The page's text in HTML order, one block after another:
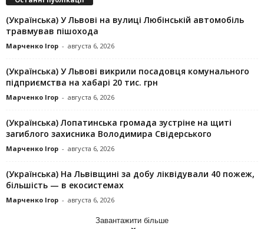
(Українська) У Львові на вулиці Любінській автомобіль
травмував пішохода
Марченко Ігор - августа 6, 2026
(Українська) У Львові викрили посадовця комунального
підприємства на хабарі 20 тис. грн
Марченко Ігор - августа 6, 2026
(Українська) Лопатинська громада зустріне на щиті
загиблого захисника Володимира Свідерського
Марченко Ігор - августа 6, 2026
(Українська) На Львівщині за добу ліквідували 40 пожеж,
більшість — в екосистемах
Марченко Ігор - августа 6, 2026
Завантажити більше